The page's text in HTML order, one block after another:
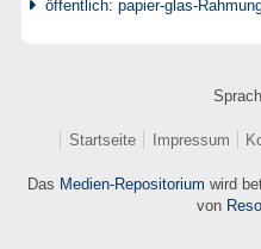
öffentlich: papier-glas-
Startseite Impressum
Das Medien-Repositorium wird
von